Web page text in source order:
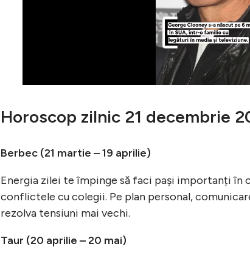
Horoscop zilnic 21 decembrie
Berbec (21 martie – 19 aprilie)
Energia zilei te împinge să faci pași importanți în
conflictele cu colegii. Pe plan personal,
rezolva tensiuni mai vechi.
Taur (20 aprilie – 20 mai)